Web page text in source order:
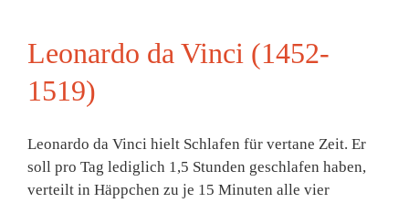
Leonardo da Vinci (1452-
1519)
Leonardo da Vinci hielt Schlafen für vertane Zeit. Er
soll pro Tag lediglich 1,5 Stunden geschlafen haben,
verteilt in Häppchen zu je 15 Minuten alle vier